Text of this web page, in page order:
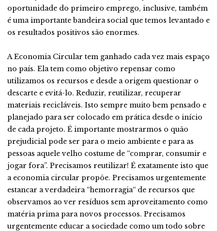
oportunidade do primeiro emprego, inclusive, também
é uma importante bandeira social que temos levantado e
os resultados positivos são enormes.
A Economia Circular tem ganhado cada vez mais espaço
no país. Ela tem como objetivo repensar como
utilizamos os recursos e desde a origem questionar o
descarte e evitá-lo. Reduzir, reutilizar, recuperar
materiais recicláveis. Isto sempre muito bem pensado e
planejado para ser colocado em prática desde o início
de cada projeto. É importante mostrarmos o quão
prejudicial pode ser para o meio ambiente e para as
pessoas aquele velho costume de “comprar, consumir e
jogar fora”. Precisamos reutilizar! É exatamente isto que
a economia circular propõe. Precisamos urgentemente
estancar a verdadeira “hemorragia“ de recursos que
observamos ao ver resíduos sem aproveitamento como
matéria prima para novos processos. Precisamos
urgentemente educar a sociedade como um todo sobre